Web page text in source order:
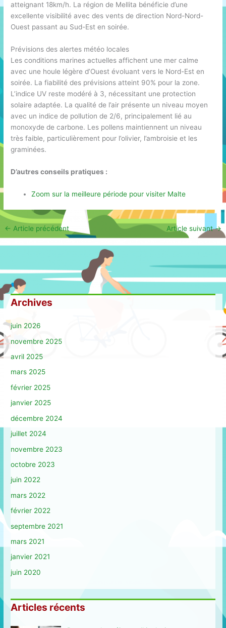
atteignant 18km/h. La région de Mellita bénéficie d’une
excellente visibilité avec des vents de direction Nord-Nord-
Ouest passant au Sud-Est en soirée.
Prévisions des alertes météo locales
Les conditions marines actuelles affichent une mer calme
avec une houle légère d’Ouest évoluant vers le Nord-Est en
soirée. La fiabilité des prévisions atteint 90% pour la zone.
L’indice UV reste modéré à 3, nécessitant une protection
solaire adaptée. La qualité de l’air présente un niveau moyen
avec un indice de pollution de 2/6, principalement lié au
monoxyde de carbone. Les pollens maintiennent un niveau
très faible, particulièrement pour l’olivier, l’ambroisie et les
graminées.
D’autres conseils pratiques :
Zoom sur la meilleure période pour visiter Malte
← Article précédent Article suivant→
Archives
juin 2026
novembre 2025
avril 2025
mars 2025
février 2025
janvier 2025
décembre 2024
juillet 2024
novembre 2023
octobre 2023
juin 2022
mars 2022
février 2022
septembre 2021
mars 2021
janvier 2021
juin 2020
Articles récents